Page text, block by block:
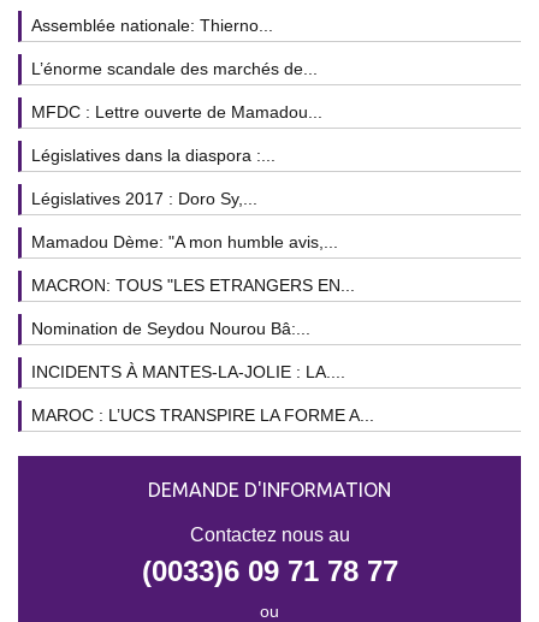
Assemblée nationale: Thierno...
L’énorme scandale des marchés de...
MFDC : Lettre ouverte de Mamadou...
Législatives dans la diaspora :...
Législatives 2017 : Doro Sy,...
Mamadou Dème: "A mon humble avis,...
MACRON: TOUS "LES ETRANGERS EN...
Nomination de Seydou Nourou Bâ:...
INCIDENTS À MANTES-LA-JOLIE : LA....
MAROC : L’UCS TRANSPIRE LA FORME A...
DEMANDE D'INFORMATION
Contactez nous au
(0033)6 09 71 78 77
ou